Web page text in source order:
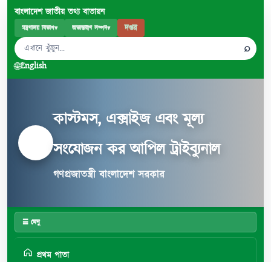
বাংলাদেশ জাতীয় তথ্য বাতায়ন
মন্ত্রণালয় বিভাগ▾ অভ্যন্তরীণ সম্পদ▾ দপ্তর
⌕
🌐English
কাস্টমস, এক্সাইজ এবং মূল্য
সংযোজন কর আপিল ট্রাইব্যুনাল
গণপ্রজাতন্ত্রী বাংলাদেশ সরকার
☰ মেনু
প্রথম পাতা